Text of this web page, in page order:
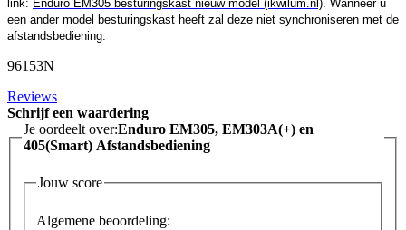
link: Enduro EM305 besturingskast nieuw model (ikwilum.nl) . Wanneer u
een ander model besturingskast heeft zal deze niet synchroniseren met de
afstandsbediening.
96153N
Reviews
Schrijf een waardering
Je oordeelt over:Enduro EM305, EM303A(+) en
405(Smart) Afstandsbediening
Jouw score
Algemene beoordeling: